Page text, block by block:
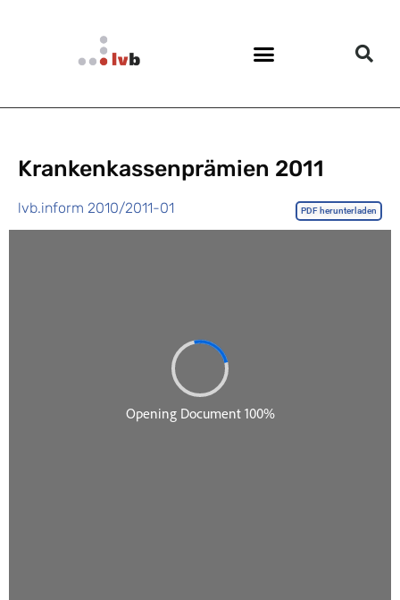
Krankenkassenprämien 2011
lvb.inform 2010/2011-01 PDF herunterladen